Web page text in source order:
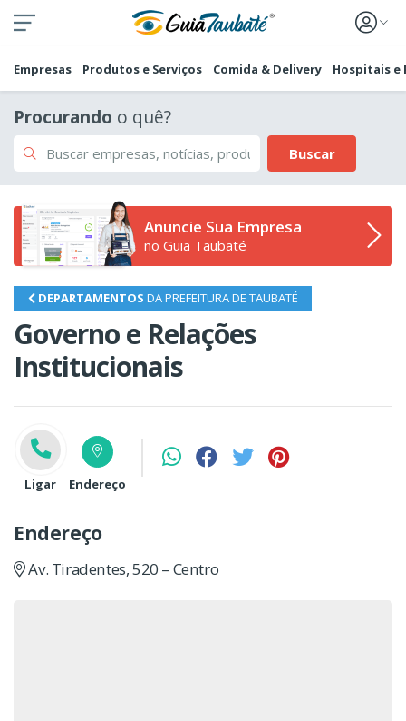
Empresas Produtos e Serviços Comida & Delivery Hospitais e
Procurando o quê?
Buscar
Anuncie Sua Empresa
no Guia Taubaté
DEPARTAMENTOS DA PREFEITURA DE TAUBATÉ
Governo e Relações
Institucionais
Ligar Endereço
Endereço
Av. Tiradentes, 520 – Centro